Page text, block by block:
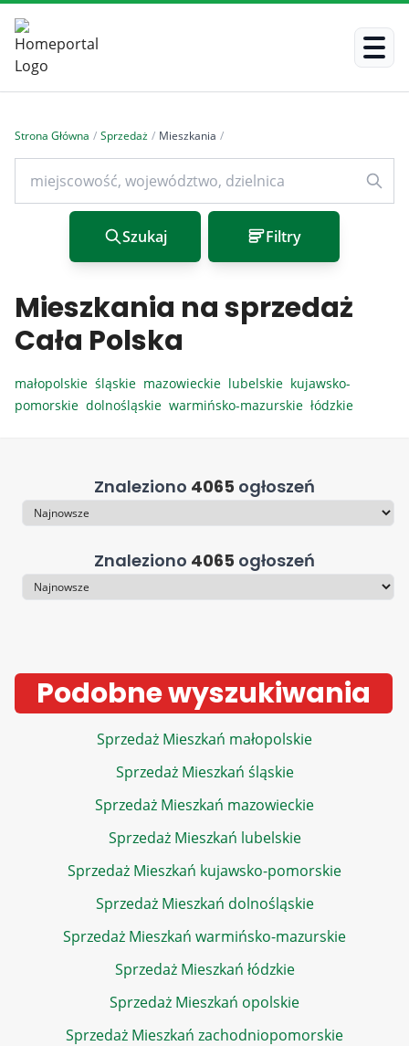
Strona Główna / Sprzedaż / Mieszkania /
Szukaj Filtry
Mieszkania na sprzedaż
Cała Polska
małopolskie śląskie mazowieckie lubelskie kujawsko-
pomorskie dolnośląskie warmińsko-mazurskie łódzkie
Znaleziono 4065 ogłoszeń
Sortowanie
Znaleziono 4065 ogłoszeń
Sortowanie
Podobne wyszukiwania
Sprzedaż Mieszkań małopolskie
Sprzedaż Mieszkań śląskie
Sprzedaż Mieszkań mazowieckie
Sprzedaż Mieszkań lubelskie
Sprzedaż Mieszkań kujawsko-pomorskie
Sprzedaż Mieszkań dolnośląskie
Sprzedaż Mieszkań warmińsko-mazurskie
Sprzedaż Mieszkań łódzkie
Sprzedaż Mieszkań opolskie
Sprzedaż Mieszkań zachodniopomorskie